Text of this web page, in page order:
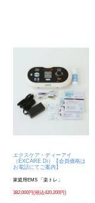
エクスケア・ディーアイ
（EXCARE Di）【会員価格は
お電話にてご案内】
家庭用EMS 「楽トレ」
382,000円(税込420,200円)